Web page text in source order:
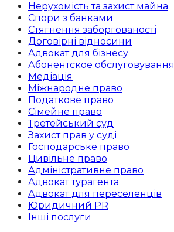
Нерухомість та захист майна
Спори з банками
Стягнення заборгованості
Договірні відносини
Адвокат для бізнесу
Абoнентское обслуговування
Медіація
Міжнародне право
Податкове право
Сімейне право
Третейський суд
Захист прав у суді
Господарське право
Цивільне право
Адміністративне право
Адвокат турагента
Адвокат для переселенців
Юридичний PR
Інші послуги